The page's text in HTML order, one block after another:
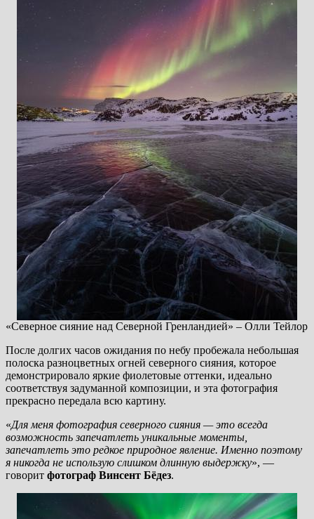
«Северное сияние над Северной Гренландией» – Олли Тейлор
После долгих часов ожидания по небу пробежала небольшая
полоска разноцветных огней северного сияния, которое
демонстрировало яркие фиолетовые оттенки, идеально
соответствуя задуманной композиции, и эта фотография
прекрасно передала всю картину.
«Для меня фотография северного сияния — это всегда
возможность запечатлеть уникальные моменты,
запечатлеть это редкое природное явление. Именно поэтому
я никогда не использую слишком длинную выдержку», —
говорит фотограф Винсент Бёдез.